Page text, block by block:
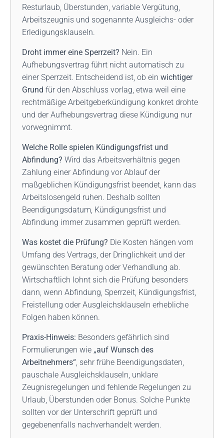
Resturlaub, Überstunden, variable Vergütung,
Arbeitszeugnis und sogenannte Ausgleichs- oder
Erledigungsklauseln.
Droht immer eine Sperrzeit? Nein. Ein
Aufhebungsvertrag führt nicht automatisch zu
einer Sperrzeit. Entscheidend ist, ob ein wichtiger
Grund für den Abschluss vorlag, etwa weil eine
rechtmäßige Arbeitgeberkündigung konkret drohte
und der Aufhebungsvertrag diese Kündigung nur
vorwegnimmt.
Welche Rolle spielen Kündigungsfrist und
Abfindung? Wird das Arbeitsverhältnis gegen
Zahlung einer Abfindung vor Ablauf der
maßgeblichen Kündigungsfrist beendet, kann das
Arbeitslosengeld ruhen. Deshalb sollten
Beendigungsdatum, Kündigungsfrist und
Abfindung immer zusammen geprüft werden.
Was kostet die Prüfung? Die Kosten hängen vom
Umfang des Vertrags, der Dringlichkeit und der
gewünschten Beratung oder Verhandlung ab.
Wirtschaftlich lohnt sich die Prüfung besonders
dann, wenn Abfindung, Sperrzeit, Kündigungsfrist,
Freistellung oder Ausgleichsklauseln erhebliche
Folgen haben können.
Praxis-Hinweis: Besonders gefährlich sind
Formulierungen wie „auf Wunsch des
Arbeitnehmers“, sehr frühe Beendigungsdaten,
pauschale Ausgleichsklauseln, unklare
Zeugnisregelungen und fehlende Regelungen zu
Urlaub, Überstunden oder Bonus. Solche Punkte
sollten vor der Unterschrift geprüft und
gegebenenfalls nachverhandelt werden.